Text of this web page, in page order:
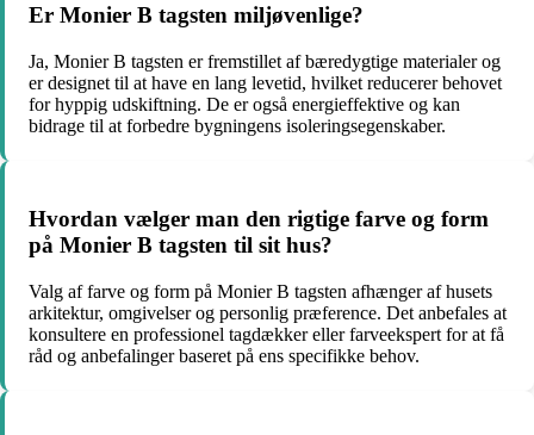
Er Monier B tagsten miljøvenlige?
Ja, Monier B tagsten er fremstillet af bæredygtige materialer og
er designet til at have en lang levetid, hvilket reducerer behovet
for hyppig udskiftning. De er også energieffektive og kan
bidrage til at forbedre bygningens isoleringsegenskaber.
Hvordan vælger man den rigtige farve og form
på Monier B tagsten til sit hus?
Valg af farve og form på Monier B tagsten afhænger af husets
arkitektur, omgivelser og personlig præference. Det anbefales at
konsultere en professionel tagdækker eller farveekspert for at få
råd og anbefalinger baseret på ens specifikke behov.